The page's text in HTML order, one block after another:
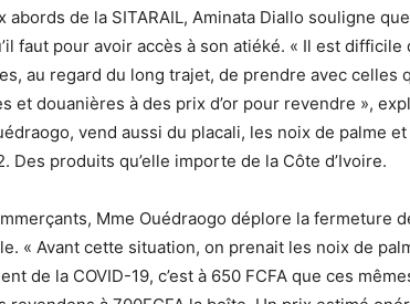
abords de la SITARAIL, Aminata Diallo souligne
faut pour avoir accès à son atiéké. « Il est difficile
au regard du long trajet, de prendre avec celles
et douanières à des prix d’or pour revendre »,
vend aussi du placali, les noix de palme
Des produits qu’elle importe de la Côte d’Ivoire.
Mme Ouédraogo déplore la fermeture
« Avant cette situation, on prenait les noix de
de la COVID-19, c’est à 650 FCFA que ces